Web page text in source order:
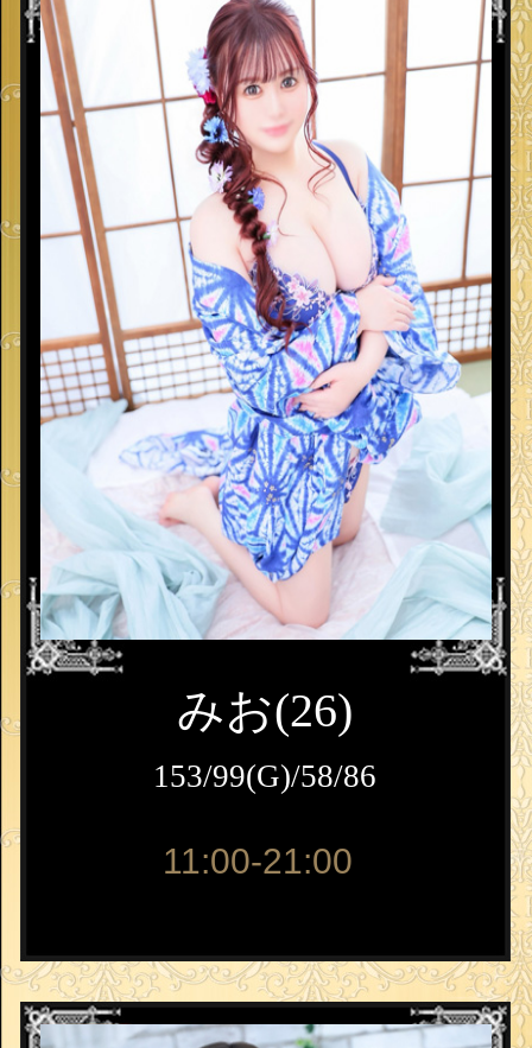
みお(26)
153/99(G)/58/86
11:00-21:00